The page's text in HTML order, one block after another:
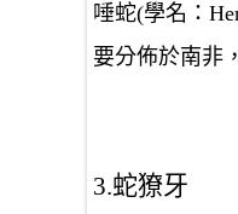
唾蛇(學名：
要分佈於南非
3.蛇獠牙